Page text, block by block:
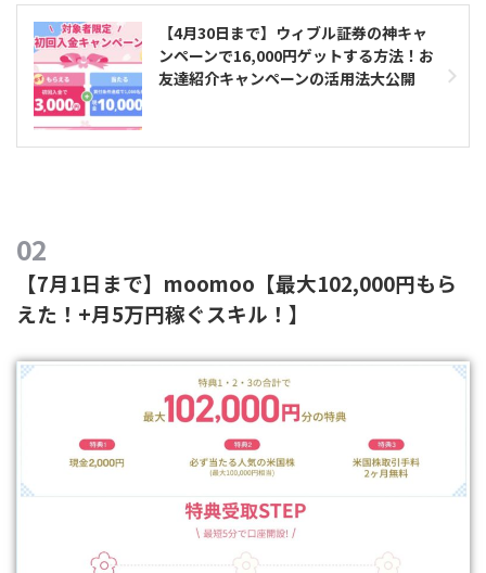
【4月30日まで】ウィブル証券の神キャ
ンペーンで16,000円ゲットする方法！お
友達紹介キャンペーンの活用法大公開
【7月1日まで】moomoo【最大102,000円もら
えた！+月5万円稼ぐスキル！】